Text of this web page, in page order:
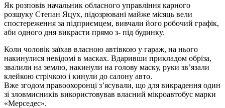
Як розповів начальник обласного управління карного
розшуку Степан Яцух, підозрювані майже місяць вели
спостереження за підприємцем, вивчали його робочий графік,
аби одного дня викрасти прямо з- під будинку.
Коли чоловік заїхав власною автівкою у гараж, на нього
накинулися невідомі в масках. Вдаривши прикладом обріза,
звалили на землю, накинули на голову маску, руки зв’язали
клейкою стрічкою і кинули до салону авто.
Вже згодом правоохоронці з’ясували, що для викрадення один
зі зловмисників використовував власний мікроавтобус марки
«Мерседес».